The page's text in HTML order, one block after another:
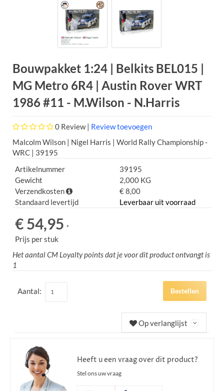
Bouwpakket 1:24 | Belkits BEL015 |
MG Metro 6R4 | Austin Rover WRT
1986 #11 - M.Wilson - N.Harris
0 Review | Review toevoegen
Malcolm Wilson | Nigel Harris | World Rally Championship -
WRC | 39195
Artikelnummer
39195
Gewicht
2,000 KG
Verzendkosten
€ 8,00
Standaard levertijd
Leverbaar uit voorraad
€ 54,95 *
Prijs per stuk
Het aantal CM Loyalty points dat je voor dit product ontvangt is
1
Aantal: Bestellen
Op verlanglijst
Heeft u een vraag over dit product?
Stel ons uw vraag